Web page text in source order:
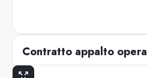
Contratto appalto opera